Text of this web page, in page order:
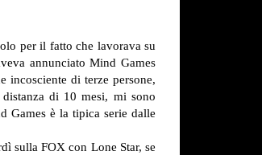
per il fatto che lavorava su
annunciato Mind Games
incosciente di terze persone,
di 10 mesi, mi sono
Games è la tipica serie dalle
sulla FOX con Lone Star, se